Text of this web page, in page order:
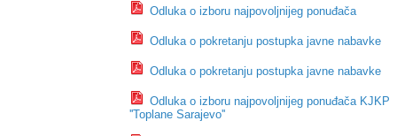
Odluka o izboru najpovoljnijeg ponuđača
Odluka o pokretanju postupka javne nabavke
Odluka o pokretanju postupka javne nabavke
Odluka o izboru najpovoljnijeg ponuđača KJKP
''Toplane Sarajevo''